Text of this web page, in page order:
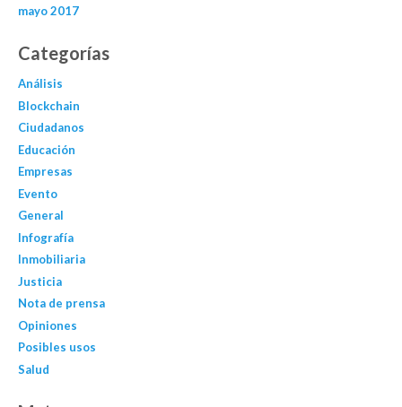
mayo 2017
Categorías
Análisis
Blockchain
Ciudadanos
Educación
Empresas
Evento
General
Infografía
Inmobiliaria
Justicia
Nota de prensa
Opiniones
Posibles usos
Salud